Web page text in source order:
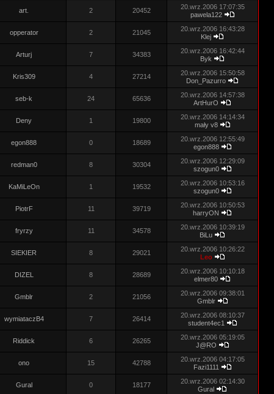
art. 2 20452
20.wrz.2006 17:07:35
pawela122
opperator 2 21045
20.wrz.2006 16:43:28
Klej
Arturj 7 34383
20.wrz.2006 16:42:44
Byk
Kris309 4 27214
20.wrz.2006 15:50:58
Don_Pazurro
seb-k 24 65636
20.wrz.2006 14:57:38
ArtHurO
Deny 1 19800
20.wrz.2006 14:14:34
mały v8
egon888 0 18689
20.wrz.2006 12:55:49
egon888
redman0 8 30304
20.wrz.2006 12:29:09
szogun0
KaMiLeOn 1 19532
20.wrz.2006 10:53:16
szogun0
PiotrF 11 39719
20.wrz.2006 10:50:53
harryON
fryrzy 11 34578
20.wrz.2006 10:39:19
BiLu
SIEKIER 8 29021
20.wrz.2006 10:26:22
Leo
DIZEL 8 28689
20.wrz.2006 10:10:18
elmer80
Gmblr 2 21056
20.wrz.2006 09:38:01
Gmblr
wymiataczB4 7 26414
20.wrz.2006 08:10:37
student4ec1
Riddick 6 26265
20.wrz.2006 05:19:05
J@RO
ono 15 42788
20.wrz.2006 04:17:05
Fazi1111
Gural 0 18177
20.wrz.2006 02:14:30
Gural